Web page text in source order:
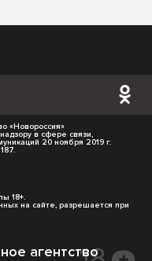
«Новороссия»
в сфере связи,
20 ноября 2019 г.
18+.
на сайте, разрешается при
агентство